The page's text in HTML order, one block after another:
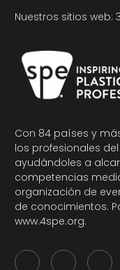
Nuestros sitios web:
Con 84 países y
los profesionales
ayudándoles a
competencias
organización de
de conocimientos.
www.4spe.org.